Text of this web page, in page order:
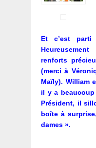
Et c’est parti
renforts
(merci à
Maïly). William
il y a
Président, il
boîte à
dames ».